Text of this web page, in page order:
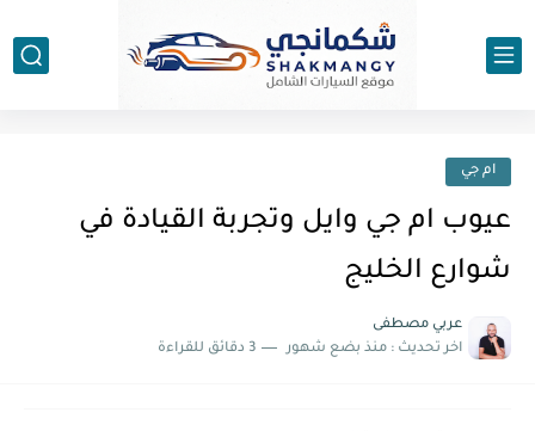
ام جي
عيوب ام جي وايل وتجربة القيادة في
شوارع الخليج
عربي مصطفى
اخر تحديث : منذ بضع شهور 3 دقائق للقراءة